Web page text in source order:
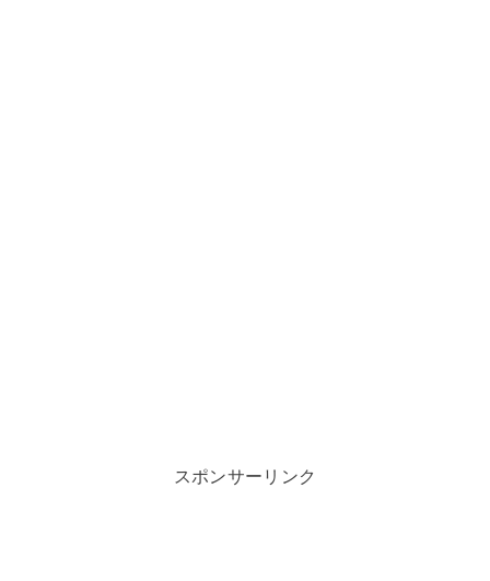
スポンサーリンク